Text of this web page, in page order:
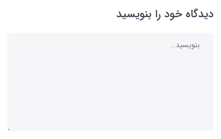
دیدگاه خود را بنویسید